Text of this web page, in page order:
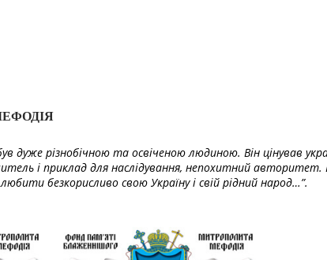
дуже різнобічною та освіченою людиною. Він цінував
і приклад для наслідування, непохитний
безкорисливо свою Україну і свій рідний народ…”.